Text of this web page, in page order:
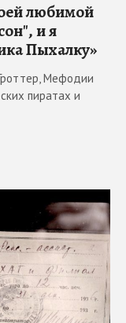
любимой
и я
Пыхалку»
Мефодии
пиратах и